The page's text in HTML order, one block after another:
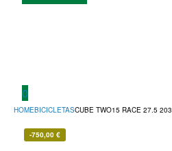
0
HOMEBICICLETASCUBE TWO15 RACE 27.5
-750,00 €